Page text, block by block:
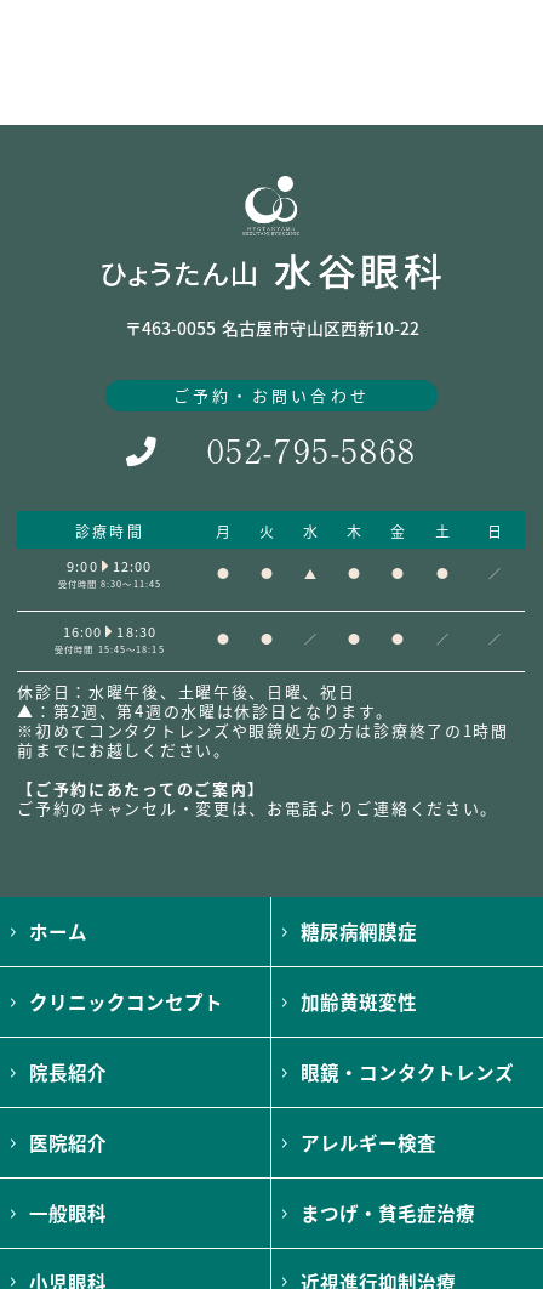
〒463-0055 名古屋市守山区西新10-22
ご予約・お問い合わせ
052-795-5868
診療時間 月 火 水 木 金 土 日
9:00 12:00
受付時間 8:30～11:45
● ● ▲ ● ● ● ／
16:00 18:30
受付時間 15:45～18:15
● ● ／ ● ● ／ ／
休診日：水曜午後、土曜午後、日曜、祝日
▲：第2週、第4週の水曜は休診日となります。
※初めてコンタクトレンズや眼鏡処方の方は診療終了の1時間
前までにお越しください。
【ご予約にあたってのご案内】
ご予約のキャンセル・変更は、お電話よりご連絡ください。
ホーム 糖尿病網膜症
クリニックコンセプト 加齢黄斑変性
院長紹介 眼鏡・コンタクトレンズ
医院紹介 アレルギー検査
一般眼科 まつげ・貧毛症治療
小児眼科 近視進行抑制治療